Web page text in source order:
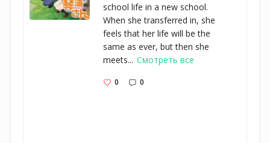
school life in a new school.
When she transferred in, she
feels that her life will be the
same as ever, but then she
meets... Смотреть все
0 0